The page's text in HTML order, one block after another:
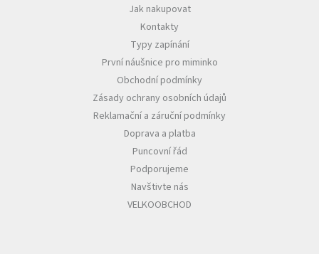
Jak nakupovat
Kontakty
Typy zapínání
První náušnice pro miminko
Obchodní podmínky
Zásady ochrany osobních údajů
Reklamační a záruční podmínky
Doprava a platba
Puncovní řád
Podporujeme
Navštivte nás
VELKOOBCHOD